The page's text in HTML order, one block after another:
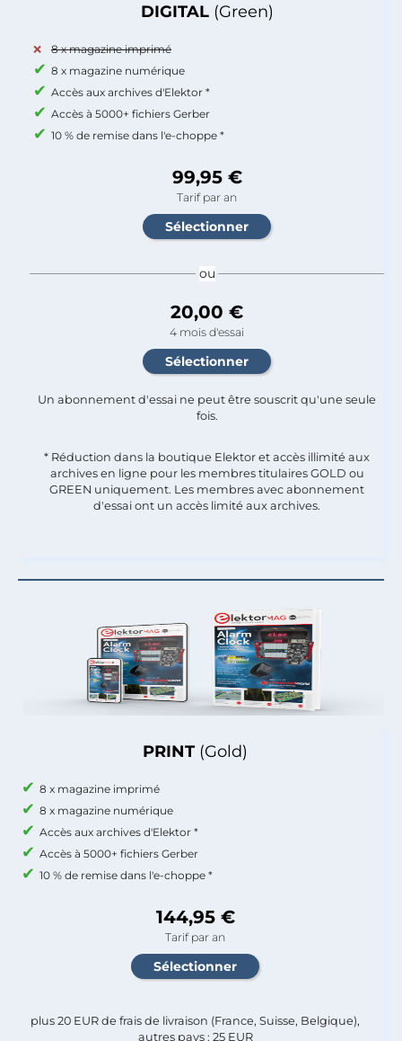
PRINT (Gold)
8 x magazine imprimé
8 x magazine numérique
Accès aux archives d'Elektor *
Accès à 5000+ fichiers Gerber
10 % de remise dans l'e-choppe *
144,95 €
Tarif par an
plus 20 EUR de frais de livraison (France, Suisse, Belgique),
autres pays : 25 EUR
DIGITAL (Green)
8 x magazine imprimé
8 x magazine numérique
Accès aux archives d'Elektor *
Accès à 5000+ fichiers Gerber
10 % de remise dans l'e-choppe *
99,95 €
Tarif par an
ou
20,00 €
4 mois d'essai
Un abonnement d'essai ne peut être souscrit qu'une seule
fois.​
* Réduction dans la boutique Elektor et accès illimité aux
archives en ligne pour les membres titulaires GOLD ou
GREEN uniquement. Les membres avec abonnement
d'essai ont un accès limité aux archives.